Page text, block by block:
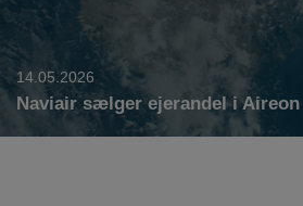
14.05.2026
Naviair sælger ejerandel i Aireon
vise indhold, som kan være
enkelte bruger.